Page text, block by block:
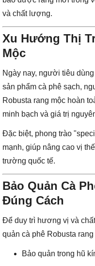
và chất lượng.
Xu Hướng Thị
Mộc
Ngày nay, người tiêu
sản phẩm cà phê sạch,
Robusta rang mộc hoàn
minh bạch và giá trị
Đặc biệt, phong trào
mạnh, giúp nâng cao vị
trường quốc tế.
Bảo Quản Cà
Đúng Cách
Để duy trì hương vị và
quản cà phê Robusta
Bảo quản trong hũ